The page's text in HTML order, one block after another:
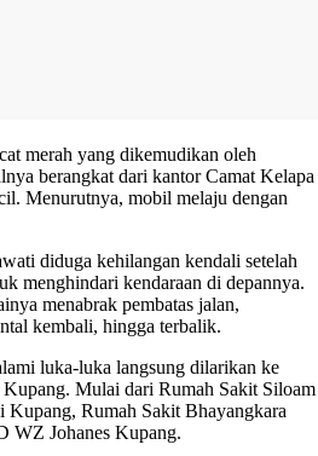
merah yang dikemudikan oleh
berangkat dari kantor Camat Kelapa
Menurutnya, mobil melaju dengan
diduga kehilangan kendali setelah
menghindari kendaraan di depannya.
menabrak pembatas jalan,
kembali, hingga terbalik.
luka-luka langsung dilarikan ke
Mulai dari Rumah Sakit Siloam
Rumah Sakit Bhayangkara
WZ Johanes Kupang.